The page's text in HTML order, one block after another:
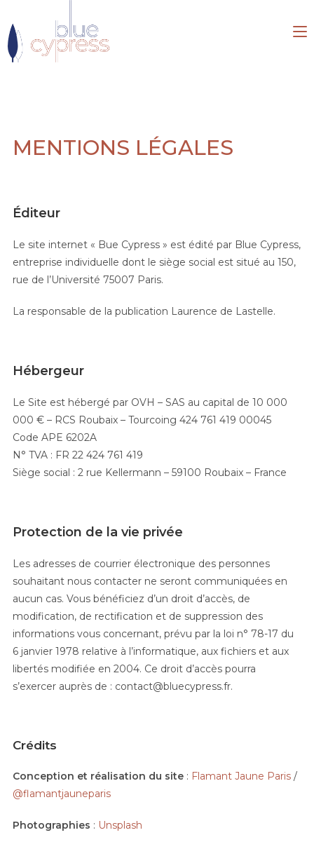
MENTIONS LÉGALES
Éditeur
Le site internet « Bue Cypress » est édité par Blue Cypress,
entreprise individuelle dont le siège social est situé au 150,
rue de l’Université 75007 Paris.
La responsable de la publication Laurence de Lastelle.
Hébergeur
Le Site est hébergé par OVH – SAS au capital de 10 000
000 € – RCS Roubaix – Tourcoing 424 761 419 00045
Code APE 6202A
N° TVA : FR 22 424 761 419
Siège social : 2 rue Kellermann – 59100 Roubaix – France
Protection de la vie privée
Les adresses de courrier électronique des personnes
souhaitant nous contacter ne seront communiquées en
aucun cas. Vous bénéficiez d’un droit d’accès, de
modification, de rectification et de suppression des
informations vous concernant, prévu par la loi n° 78-17 du
6 janvier 1978 relative à l’informatique, aux fichiers et aux
libertés modifiée en 2004. Ce droit d’accès pourra
s’exercer auprès de : contact@bluecypress.fr.
Crédits
Conception et réalisation du site: Flamant Jaune Paris/
@flamantjauneparis
Photographies : Unsplash